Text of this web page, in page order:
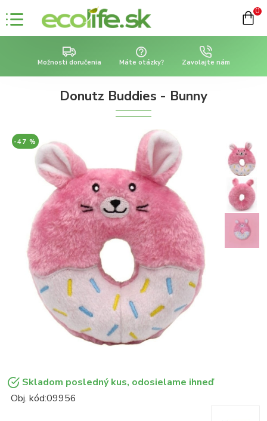
0
Možnosti doručenia Máte otázky? Zavolajte nám
Donutz Buddies - Bunny
-47 %
Skladom posledný kus, odosielame ihneď
Obj. kód:09956